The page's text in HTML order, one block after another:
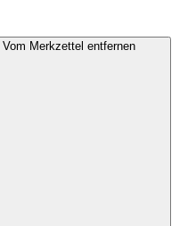
Vom Merkzettel entfernen